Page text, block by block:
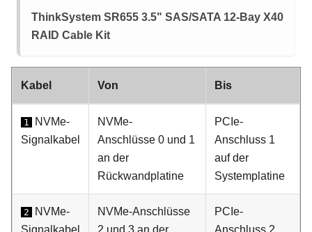
ThinkSystem SR655 3.5" SAS/SATA 12-Bay X40
RAID Cable Kit
Kabel Von Bis
1
NVMe-
Signalkabel
NVMe-
Anschlüsse 0 und 1
an der
Rückwandplatine
PCIe-
Anschluss 1
auf der
Systemplatine
2
NVMe-
Signalkabel
NVMe-Anschlüsse
2 und 3 an der
PCIe-
Anschluss 2